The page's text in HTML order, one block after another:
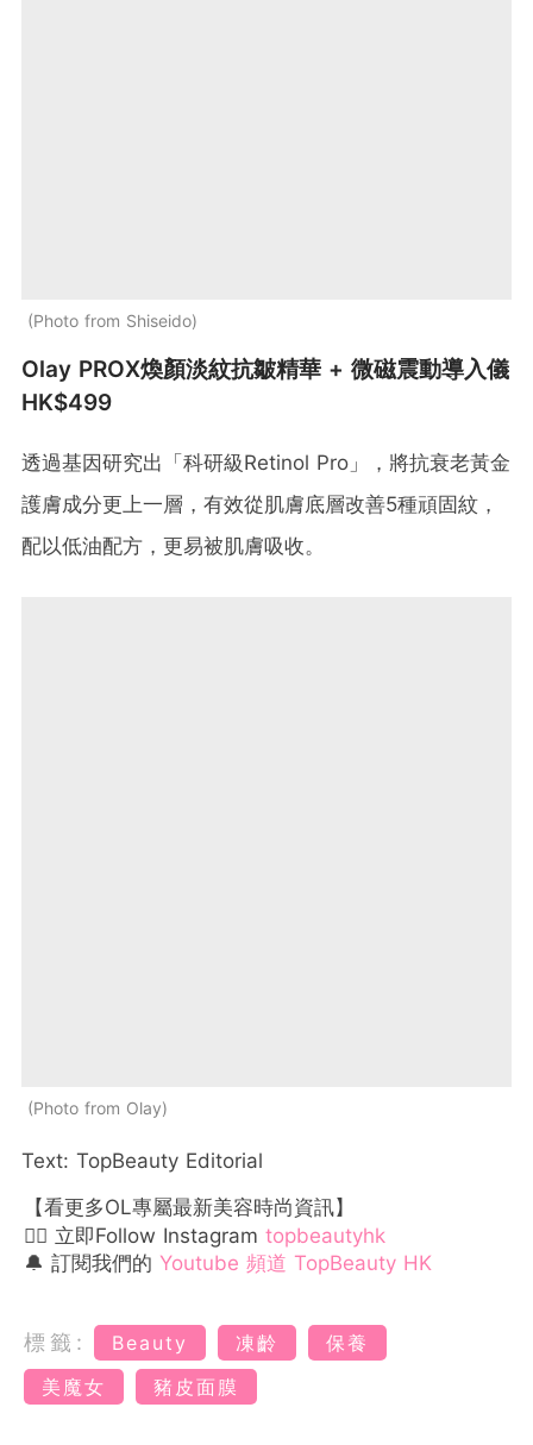
Photo from Shiseido
Olay PROX煥顏淡紋抗皺精華 + 微磁震動導入儀
HK$499
透過基因研究出「科研級Retinol Pro」，將抗衰老黃金
護膚成分更上一層，有效從肌膚底層改善5種頑固紋，
配以低油配方，更易被肌膚吸收。
Photo from Olay
Text: TopBeauty Editorial
【看更多OL專屬最新美容時尚資訊】
👉🏻 立即Follow Instagram topbeautyhk
🔔 訂閱我們的 Youtube 頻道 TopBeauty HK
標籤: Beauty 凍齡
保養
美魔女
豬皮面膜